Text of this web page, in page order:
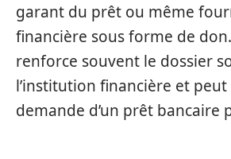
garant du prêt ou même
financière sous forme de
renforce souvent le dossier
l’institution financière et
demande d’un prêt bancaire